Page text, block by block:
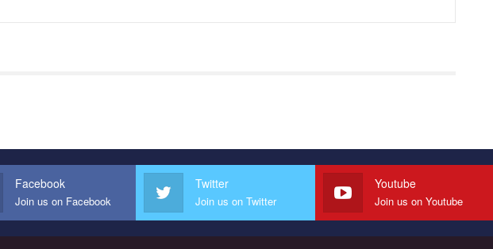
Facebook
Join us on Facebook
Twitter
Join us on Twitter
Youtube
Join us on Youtube